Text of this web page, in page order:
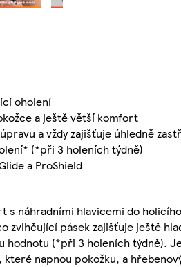
oholení
a ještě větší komfort
a vždy zajišťuje úhledně
(*při 3 holeních týdně)
a ProShield
náhradními hlavicemi do
pásek zajišťuje ještě
(*při 3 holeních týdně).
napnou pokožku, a